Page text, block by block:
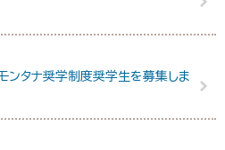
ンタナ奨学制度奨学生を募集しま